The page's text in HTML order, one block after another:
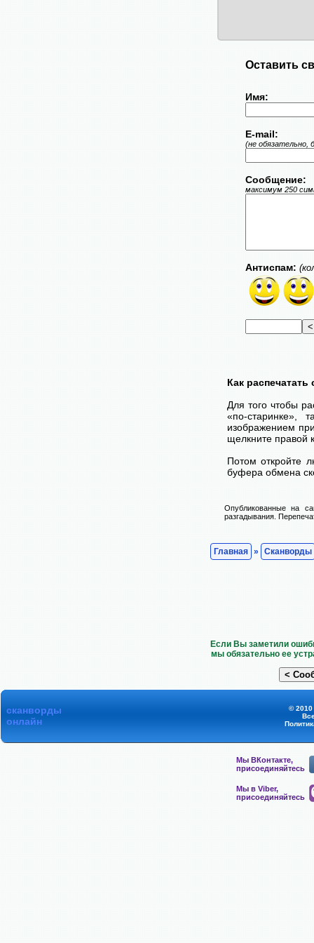
Оставить
Имя:
E-mail:
(не обязательно,
Сообщение:
максимум 250
Антиспам:
Как
Для того чтобы
«по-
изображением
щелкните правой
Потом откройте
буфера обмена
Опубликованные на
разгадывания.
Главная » Сканворды
Если Вы заметили
мы обязательно ее
сканворды
онлайн
© 2010
Мы ВКонтакте,
присоединяйтесь
Мы в Viber,
присоединяйтесь